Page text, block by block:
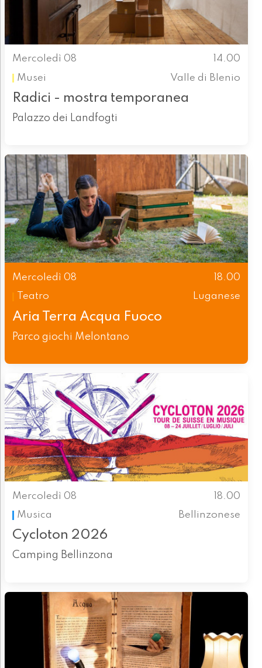
Mercoledì 08
14.00
Musei
Valle di Blenio
Radici - mostra temporanea
Palazzo dei Landfogti
Mercoledì 08
18.00
Teatro
Luganese
Aria Terra Acqua Fuoco
Parco giochi Melontano
Mercoledì 08
18.00
Musica
Bellinzonese
Cycloton 2026
Camping Bellinzona